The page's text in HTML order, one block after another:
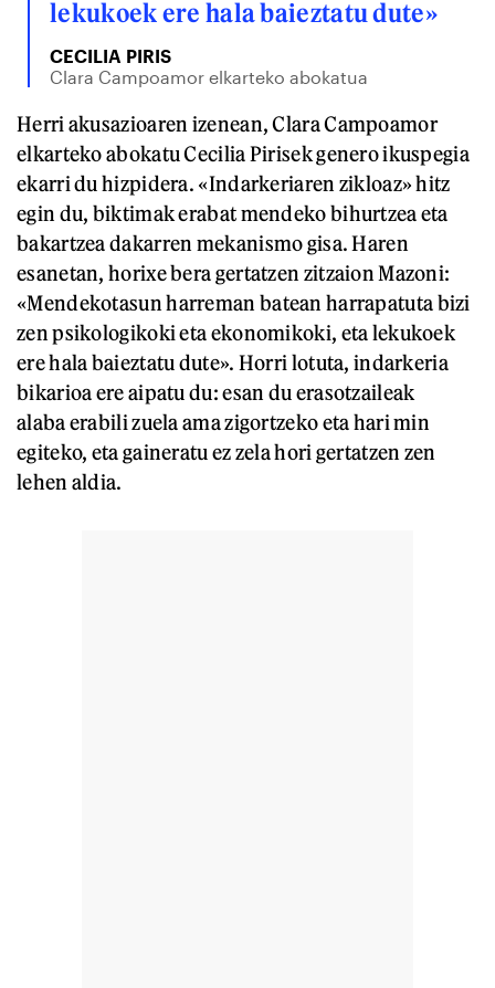
lekukoek ere hala baieztatu dute»
CECILIA PIRIS
Clara Campoamor elkarteko abokatua
Herri akusazioaren izenean, Clara Campoamor
elkarteko abokatu Cecilia Pirisek genero ikuspegia
ekarri du hizpidera. «Indarkeriaren zikloaz» hitz
egin du, biktimak erabat mendeko bihurtzea eta
bakartzea dakarren mekanismo gisa. Haren
esanetan, horixe bera gertatzen zitzaion Mazoni:
«Mendekotasun harreman batean harrapatuta bizi
zen psikologikoki eta ekonomikoki, eta lekukoek
ere hala baieztatu dute». Horri lotuta, indarkeria
bikarioa ere aipatu du: esan du erasotzaileak
alaba erabili zuela ama zigortzeko eta hari min
egiteko, eta gaineratu ez zela hori gertatzen zen
lehen aldia.